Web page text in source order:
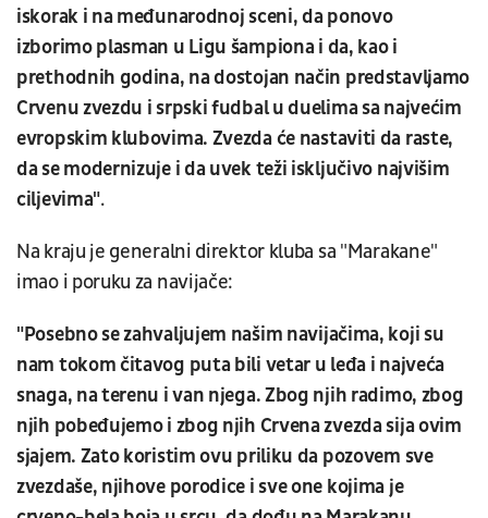
iskorak i na međunarodnoj sceni, da ponovo
izborimo plasman u Ligu šampiona i da, kao i
prethodnih godina, na dostojan način predstavljamo
Crvenu zvezdu i srpski fudbal u duelima sa najvećim
evropskim klubovima. Zvezda će nastaviti da raste,
da se modernizuje i da uvek teži isključivo najvišim
ciljevima".
Na kraju je generalni direktor kluba sa "Marakane"
imao i poruku za navijače:
"Posebno se zahvaljujem našim navijačima, koji su
nam tokom čitavog puta bili vetar u leđa i najveća
snaga, na terenu i van njega. Zbog njih radimo, zbog
njih pobeđujemo i zbog njih Crvena zvezda sija ovim
sjajem. Zato koristim ovu priliku da pozovem sve
zvezdaše, njihove porodice i sve one kojima je